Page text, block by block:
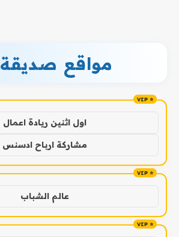
مواقع صديقة
اول اثنين ريادة اعمال
مشاركة ارباح ادسنس
عالم الشباب